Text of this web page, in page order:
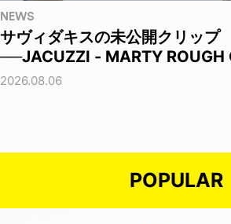
NEWS
サヴィダキスの未公開クリップ
──JACUZZI - MARTY ROUGH
2026.08.06
POPULAR